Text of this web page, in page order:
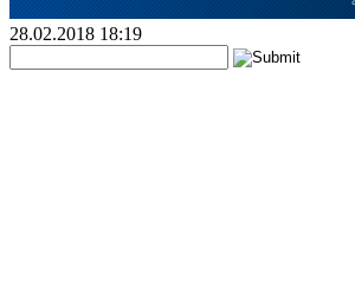
28.02.2018 18:19